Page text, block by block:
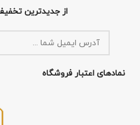
از جدیدترین
نمادهای اعتبار فروشگاه